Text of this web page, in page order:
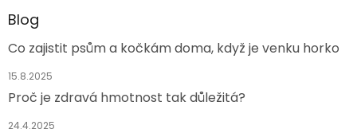
Blog
Co zajistit psům a kočkám doma, když je venku horko
15.8.2025
Proč je zdravá hmotnost tak důležitá?
24.4.2025